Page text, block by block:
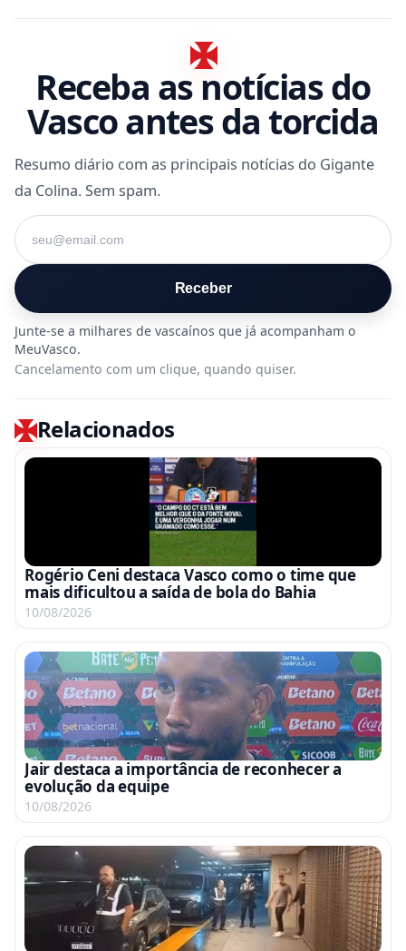
Receba as notícias do
Vasco antes da torcida
Resumo diário com as principais notícias do Gigante
da Colina. Sem spam.
Seu e-mail
Receber
Cancelamento com um clique, quando quiser.
Relacionados
Rogério Ceni destaca Vasco como o time que
mais dificultou a saída de bola do Bahia
10/08/2026
Jair destaca a importância de reconhecer a
evolução da equipe
10/08/2026